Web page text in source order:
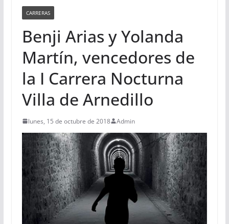
CARRERAS
Benji Arias y Yolanda
Martín, vencedores de
la I Carrera Nocturna
Villa de Arnedillo
lunes, 15 de octubre de 2018 Admin